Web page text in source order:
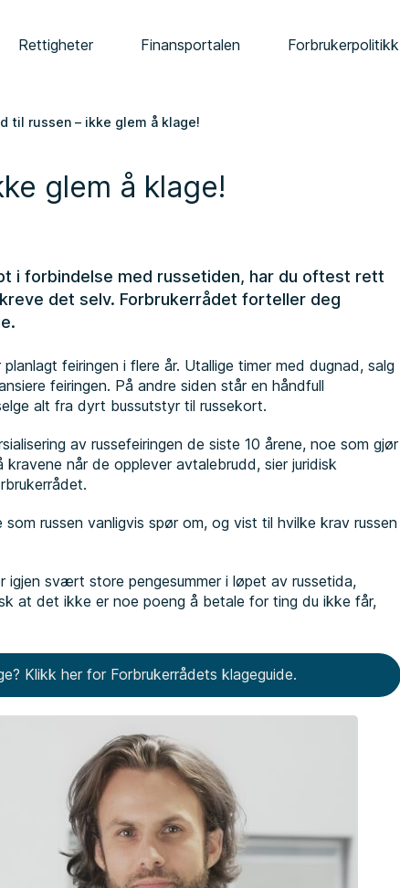
Rettigheter Finansportalen Forbrukerpolitikk
til russen – ikke glem å klage!
glem å klage!
i forbindelse med russetiden, har du oftest rett
det selv. Forbrukerrådet forteller deg
feiringen i flere år. Utallige timer med dugnad, salg
feiringen. På andre siden står en håndfull
alt fra dyrt bussutstyr til russekort.
av russefeiringen de siste 10 årene, noe som gjør
når de opplever avtalebrudd, sier juridisk
russen vanligvis spør om, og vist til hvilke krav russen
igjen svært store pengesummer i løpet av russetida,
at det ikke er noe poeng å betale for ting du ikke får,
Klikk her for Forbrukerrådets klageguide.